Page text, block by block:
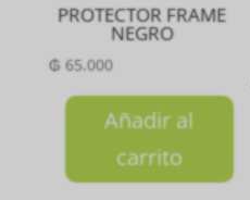
PROTECTOR FRAME
NEGRO
₲65.000
Añadir al
carrito